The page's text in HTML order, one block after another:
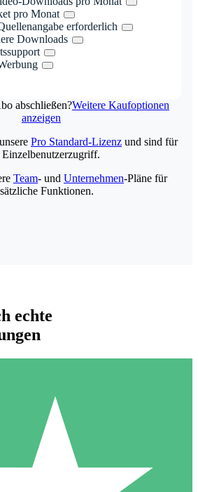
pro Monat
erforderlich
Downloads
abschließen?Weitere Kaufoptionen
anzeigen
Credit-Pakete
mit Download-Credits. Keine
Verpflichtung erforderlich.
Pro Standard-Lizenz und sind für
Einzelbenutzerzugriff.
Team- und Unternehmen-Pläne für
Funktionen.
echte